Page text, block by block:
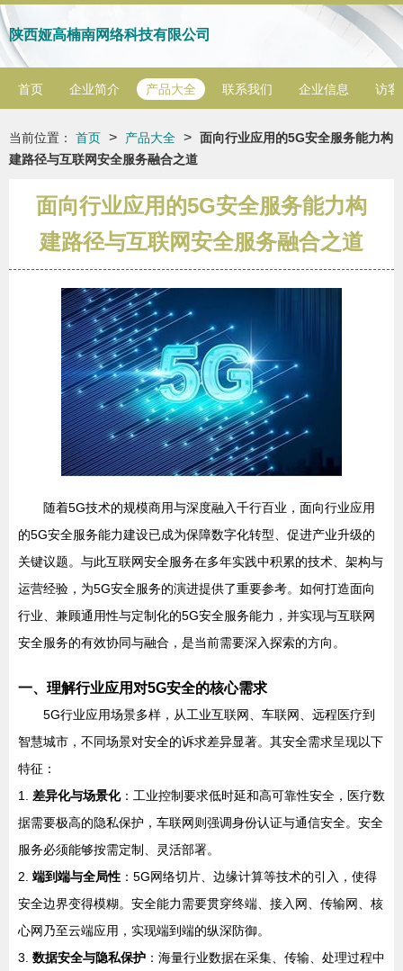
陕西娅高楠南网络科技有限公司
首页 企业简介 产品大全 联系我们 企业信息 访客
当前位置： 首页 > 产品大全 > 面向行业应用的5G安全服务能力构
建路径与互联网安全服务融合之道
面向行业应用的5G安全服务能力构
建路径与互联网安全服务融合之道
随着5G技术的规模商用与深度融入千行百业，面向行业应用
的5G安全服务能力建设已成为保障数字化转型、促进产业升级的
关键议题。与此互联网安全服务在多年实践中积累的技术、架构与
运营经验，为5G安全服务的演进提供了重要参考。如何打造面向
行业、兼顾通用性与定制化的5G安全服务能力，并实现与互联网
安全服务的有效协同与融合，是当前需要深入探索的方向。
一、理解行业应用对5G安全的核心需求
5G行业应用场景多样，从工业互联网、车联网、远程医疗到
智慧城市，不同场景对安全的诉求差异显著。其安全需求呈现以下
特征：
1. 差异化与场景化：工业控制要求低时延和高可靠性安全，医疗数
据需要极高的隐私保护，车联网则强调身份认证与通信安全。安全
服务必须能够按需定制、灵活部署。
2. 端到端与全局性 ：5G网络切片、边缘计算等技术的引入，使得
安全边界变得模糊。安全能力需要贯穿终端、接入网、传输网、核
心网乃至云端应用，实现端到端的纵深防御。
3. 数据安全与隐私保护 ：海量行业数据在采集、传输、处理过程中